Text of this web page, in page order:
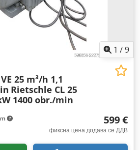
1 /9
25 m³/h 1,1
Rietschle CL 25
1400 obr./min
599 €
фиксна цена додава се ДДВ